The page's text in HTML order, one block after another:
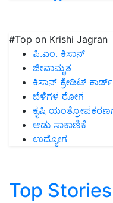
#Top on Krishi Jagran
ಪಿ.ಎಂ. ಕಿಸಾನ್
ಜೀವಾಮೃತ
ಕಿಸಾನ್ ಕ್ರೇಡಿಟ್ ಕಾರ್ಡ್
ಬೆಳೆಗಳ ರೋಗ
ಕೃಷಿ
ಆಡು ಸಾಕಾಣಿಕೆ
ಉದ್ಯೋಗ
Top Stories